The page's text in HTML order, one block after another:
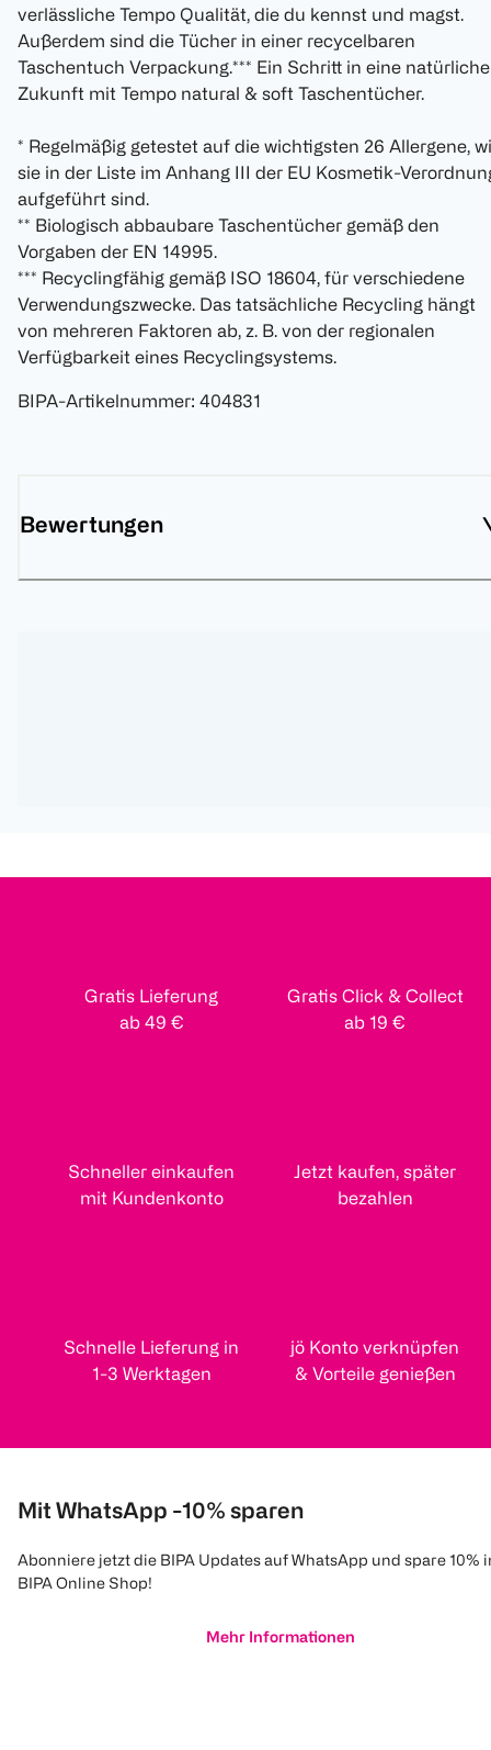
verlässliche Tempo Qualität, die du kennst und magst.
Außerdem sind die Tücher in einer recycelbaren
Taschentuch Verpackung.*** Ein Schritt in eine
Zukunft mit Tempo natural & soft Taschentücher.
* Regelmäßig getestet auf die wichtigsten 26 Allergene,
sie in der Liste im Anhang III der EU Kosmetik-
aufgeführt sind.
** Biologisch abbaubare Taschentücher gemäß den
Vorgaben der EN 14995.
*** Recyclingfähig gemäß ISO 18604, für verschiedene
Verwendungszwecke. Das tatsächliche Recycling hängt
von mehreren Faktoren ab, z. B. von der regionalen
Verfügbarkeit eines Recyclingsystems.
BIPA-Artikelnummer: 404831
Bewertungen
Gratis Lieferung
ab 49 €
Gratis Click & Collect
ab 19 €
Schneller einkaufen
mit Kundenkonto
Jetzt kaufen, später
bezahlen
Schnelle Lieferung in
1-3 Werktagen
jö Konto verknüpfen
& Vorteile genießen
Mit WhatsApp -10% sparen
Abonniere jetzt die BIPA Updates auf WhatsApp und spare 10%
BIPA Online Shop!
Mehr Informationen